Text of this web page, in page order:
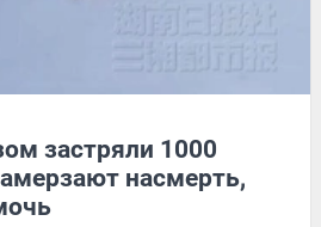
застряли 1000
насмерть,